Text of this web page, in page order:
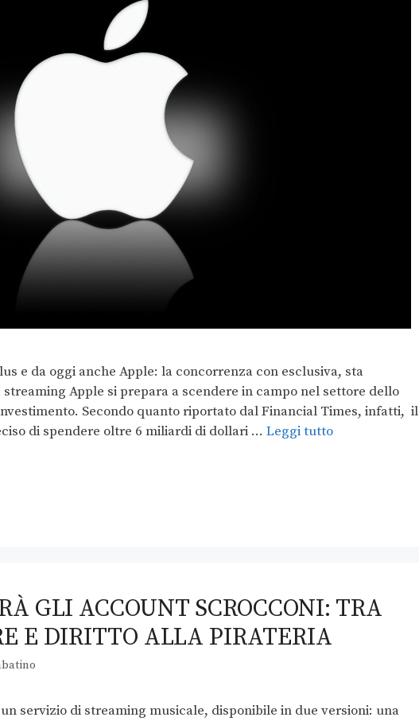
e da oggi anche Apple: la concorrenza con esclusiva, sta
Apple si prepara a scendere in campo nel settore dello
Secondo quanto riportato dal Financial Times, infatti, il
di spendere oltre 6 miliardi di dollari … Leggi tutto
GLI ACCOUNT SCROCCONI: TRA
E DIRITTO ALLA PIRATERIA
servizio di streaming musicale, disponibile in due versioni: una